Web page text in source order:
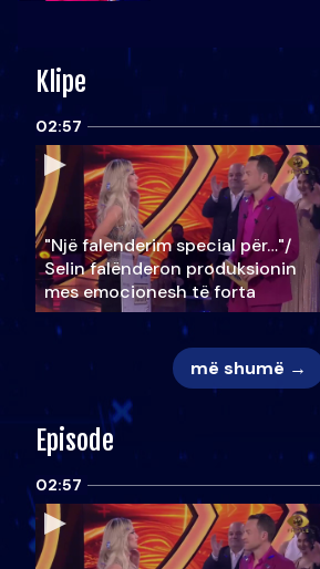
Klipe
02:57
"Një falenderim special për…"/
Selin falënderon produksionin
mes emocionesh të forta
më shumë →
Episode
02:57